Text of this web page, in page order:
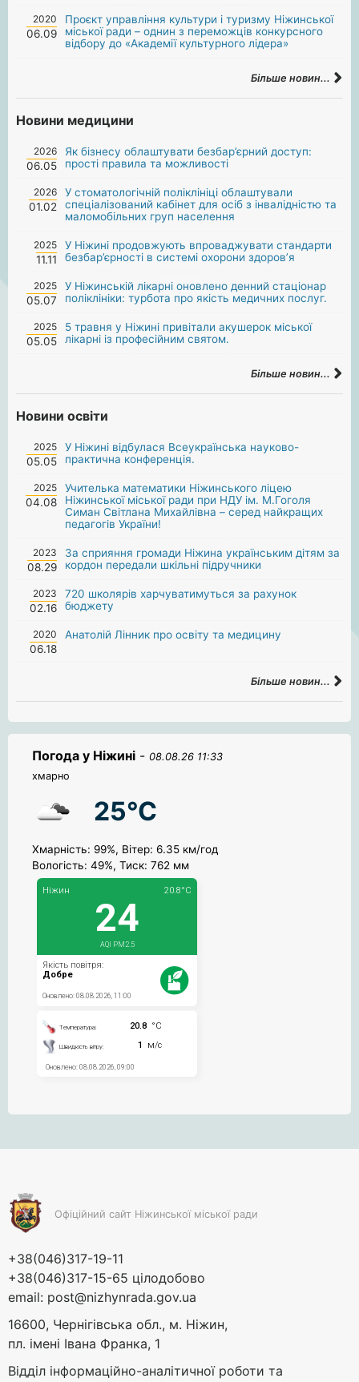
2020
06.09
Проєкт управління культури і туризму Ніжинської
міської ради – однин з переможців конкурсного
відбору до «Академії культурного лідера»
Більше новин...
Новини медицини
2026
06.05
Як бізнесу облаштувати безбар’єрний доступ:
прості правила та можливості
2026
01.02
У стоматологічній поліклініці облаштували
спеціалізований кабінет для осіб з інвалідністю та
маломобільних груп населення
2025
11.11
У Ніжині продовжують впроваджувати стандарти
безбар’єрності в системі охорони здоров’я
2025
05.07
У Ніжинській лікарні оновлено денний стаціонар
поліклініки: турбота про якість медичних послуг.
2025
05.05
5 травня у Ніжині привітали акушерок міської
лікарні із професійним святом.
Більше новин...
Новини освіти
2025
05.05
У Ніжині відбулася Всеукраїнська науково-
практична конференція.
2025
04.08
Учителька математики Ніжинського ліцею
Ніжинської міської ради при НДУ ім. М.Гоголя
Симан Світлана Михайлівна – серед найкращих
педагогів України!
2023
08.29
За сприяння громади Ніжина українським дітям за
кордон передали шкільні підручники
2023
02.16
720 школярів харчуватимуться за рахунок
бюджету
2020
06.18
Анатолій Лінник про освіту та медицину
Більше новин...
Погода у Ніжині - 08.08.26 11:33
хмарно
25°C
Хмарність: 99%, Вітер: 6.35 км/год
Вологість: 49%, Тиск: 762 мм
Офіційний сайт Ніжинської міської ради
+38(046)317-19-11
+38(046)317-15-65 цілодобово
email: post@nizhynrada.gov.ua
16600, Чернігівська обл., м. Ніжин,
пл. імені Івана Франка, 1
Відділ інформаційно-аналітичної роботи та